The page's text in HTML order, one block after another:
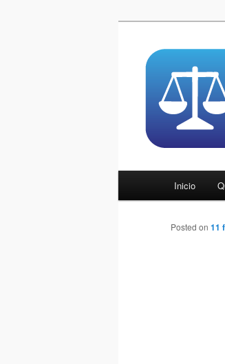
Inicio
Posted on 11